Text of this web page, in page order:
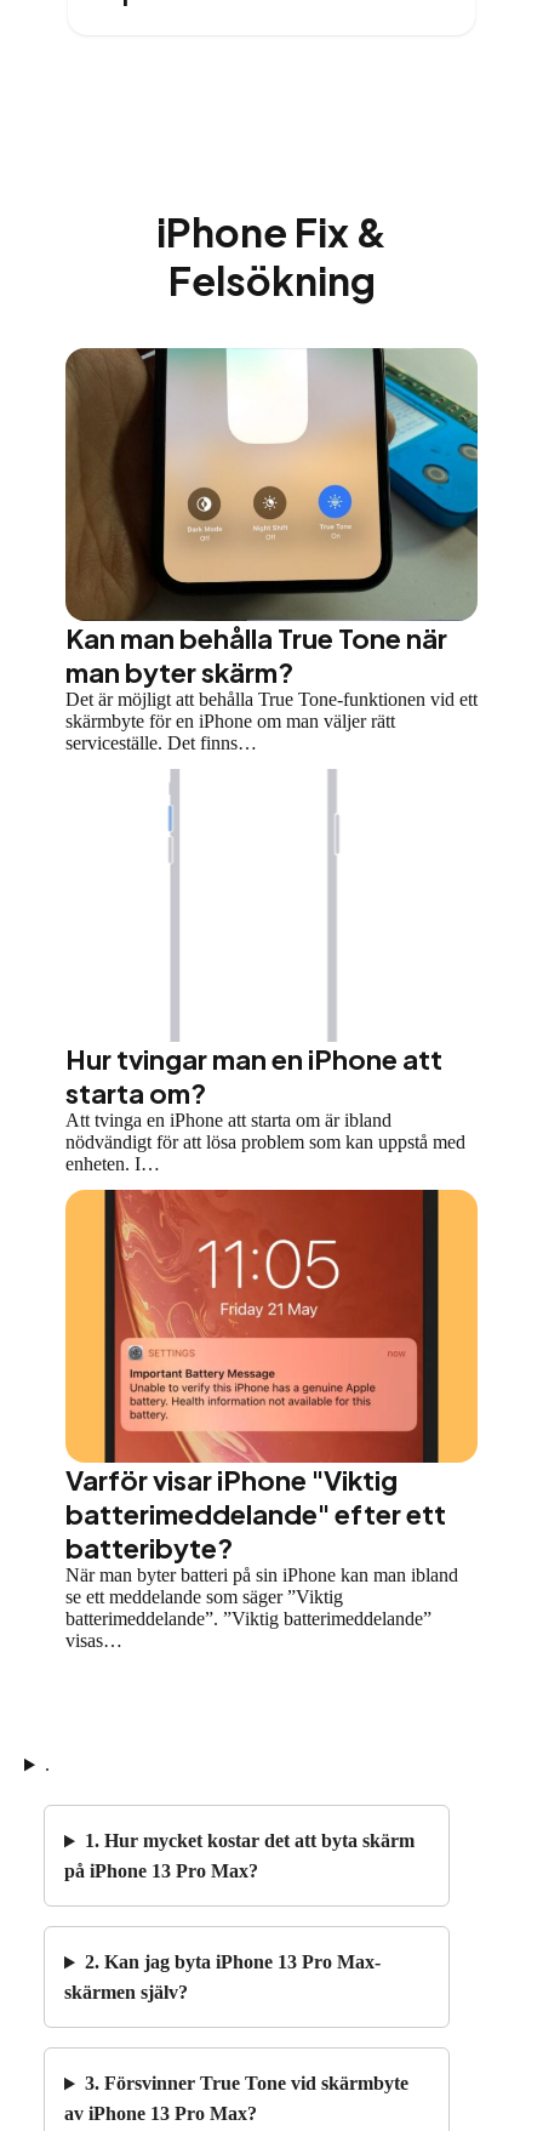
iPhone Fix &
Felsökning
Kan man behålla True Tone när
man byter skärm?
Det är möjligt att behålla True Tone-funktionen vid ett
skärmbyte för en iPhone om man väljer rätt
serviceställe. Det finns…
Hur tvingar man en iPhone att
starta om?
Att tvinga en iPhone att starta om är ibland
nödvändigt för att lösa problem som kan uppstå med
enheten. I…
Varför visar iPhone "Viktig
batterimeddelande" efter ett
batteribyte?
När man byter batteri på sin iPhone kan man ibland
se ett meddelande som säger ”Viktig
batterimeddelande”. ”Viktig batterimeddelande”
visas…
.
1. Hur mycket kostar det att byta skärm
på iPhone 13 Pro Max?
2. Kan jag byta iPhone 13 Pro Max-
skärmen själv?
3. Försvinner True Tone vid skärmbyte
av iPhone 13 Pro Max?